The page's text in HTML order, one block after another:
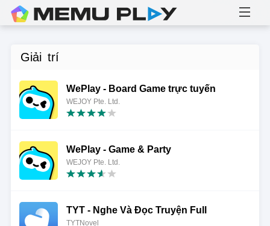
Giải trí
WePlay - Board Game trực tuyến
WEJOY Pte. Ltd.
WePlay - Game & Party
WEJOY Pte. Ltd.
TYT - Nghe Và Đọc Truyện Full
TYTNovel